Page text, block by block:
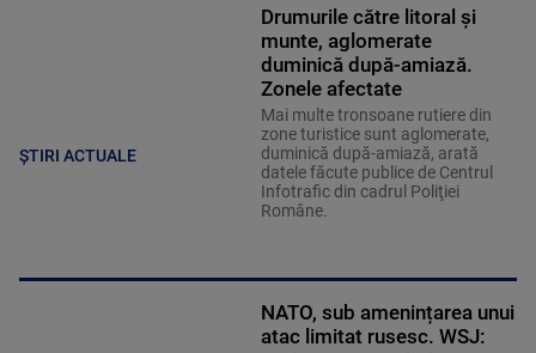
ȘTIRI ACTUALE
Drumurile către litoral și
munte, aglomerate
duminică după-amiază.
Zonele afectate
Mai multe tronsoane rutiere din
zone turistice sunt aglomerate,
duminică după-amiază, arată
datele făcute publice de Centrul
Infotrafic din cadrul Poliţiei
Române.
NATO, sub amenințarea unui
atac limitat rusesc. WSJ: